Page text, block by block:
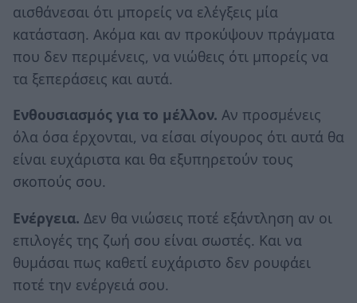
αισθάνεσαι ότι μπορείς να ελέγξεις μία
κατάσταση. Ακόμα και αν προκύψουν πράγματα
που δεν περιμένεις, να νιώθεις ότι μπορείς να
τα ξεπεράσεις και αυτά.
Ενθουσιασμός για το μέλλον. Αν προσμένεις
όλα όσα έρχονται, να είσαι σίγουρος ότι αυτά θα
είναι ευχάριστα και θα εξυπηρετούν τους
σκοπούς σου.
Ενέργεια. Δεν θα νιώσεις ποτέ εξάντληση αν οι
επιλογές της ζωή σου είναι σωστές. Και να
θυμάσαι πως καθετί ευχάριστο δεν ρουφάει
ποτέ την ενέργειά σου.